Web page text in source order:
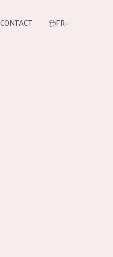
CONTACT FR